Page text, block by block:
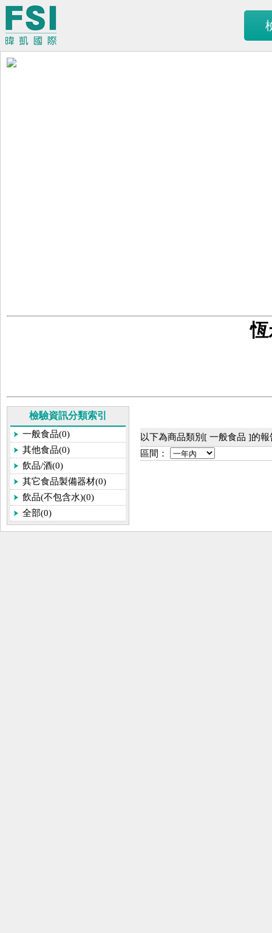
恆
檢驗資訊分類索引
一般食品(0)
其他食品(0)
飲品/酒(0)
其它食品製備器材(0)
飲品(不包含水)(0)
全部(0)
以下為商品類別[ 一般食品 ]的
區間：